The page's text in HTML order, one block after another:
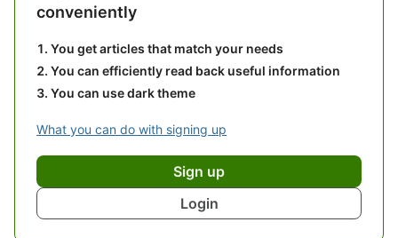
conveniently
You get articles that match your needs
You can efficiently read back useful information
You can use dark theme
What you can do with signing up
Sign up
Login